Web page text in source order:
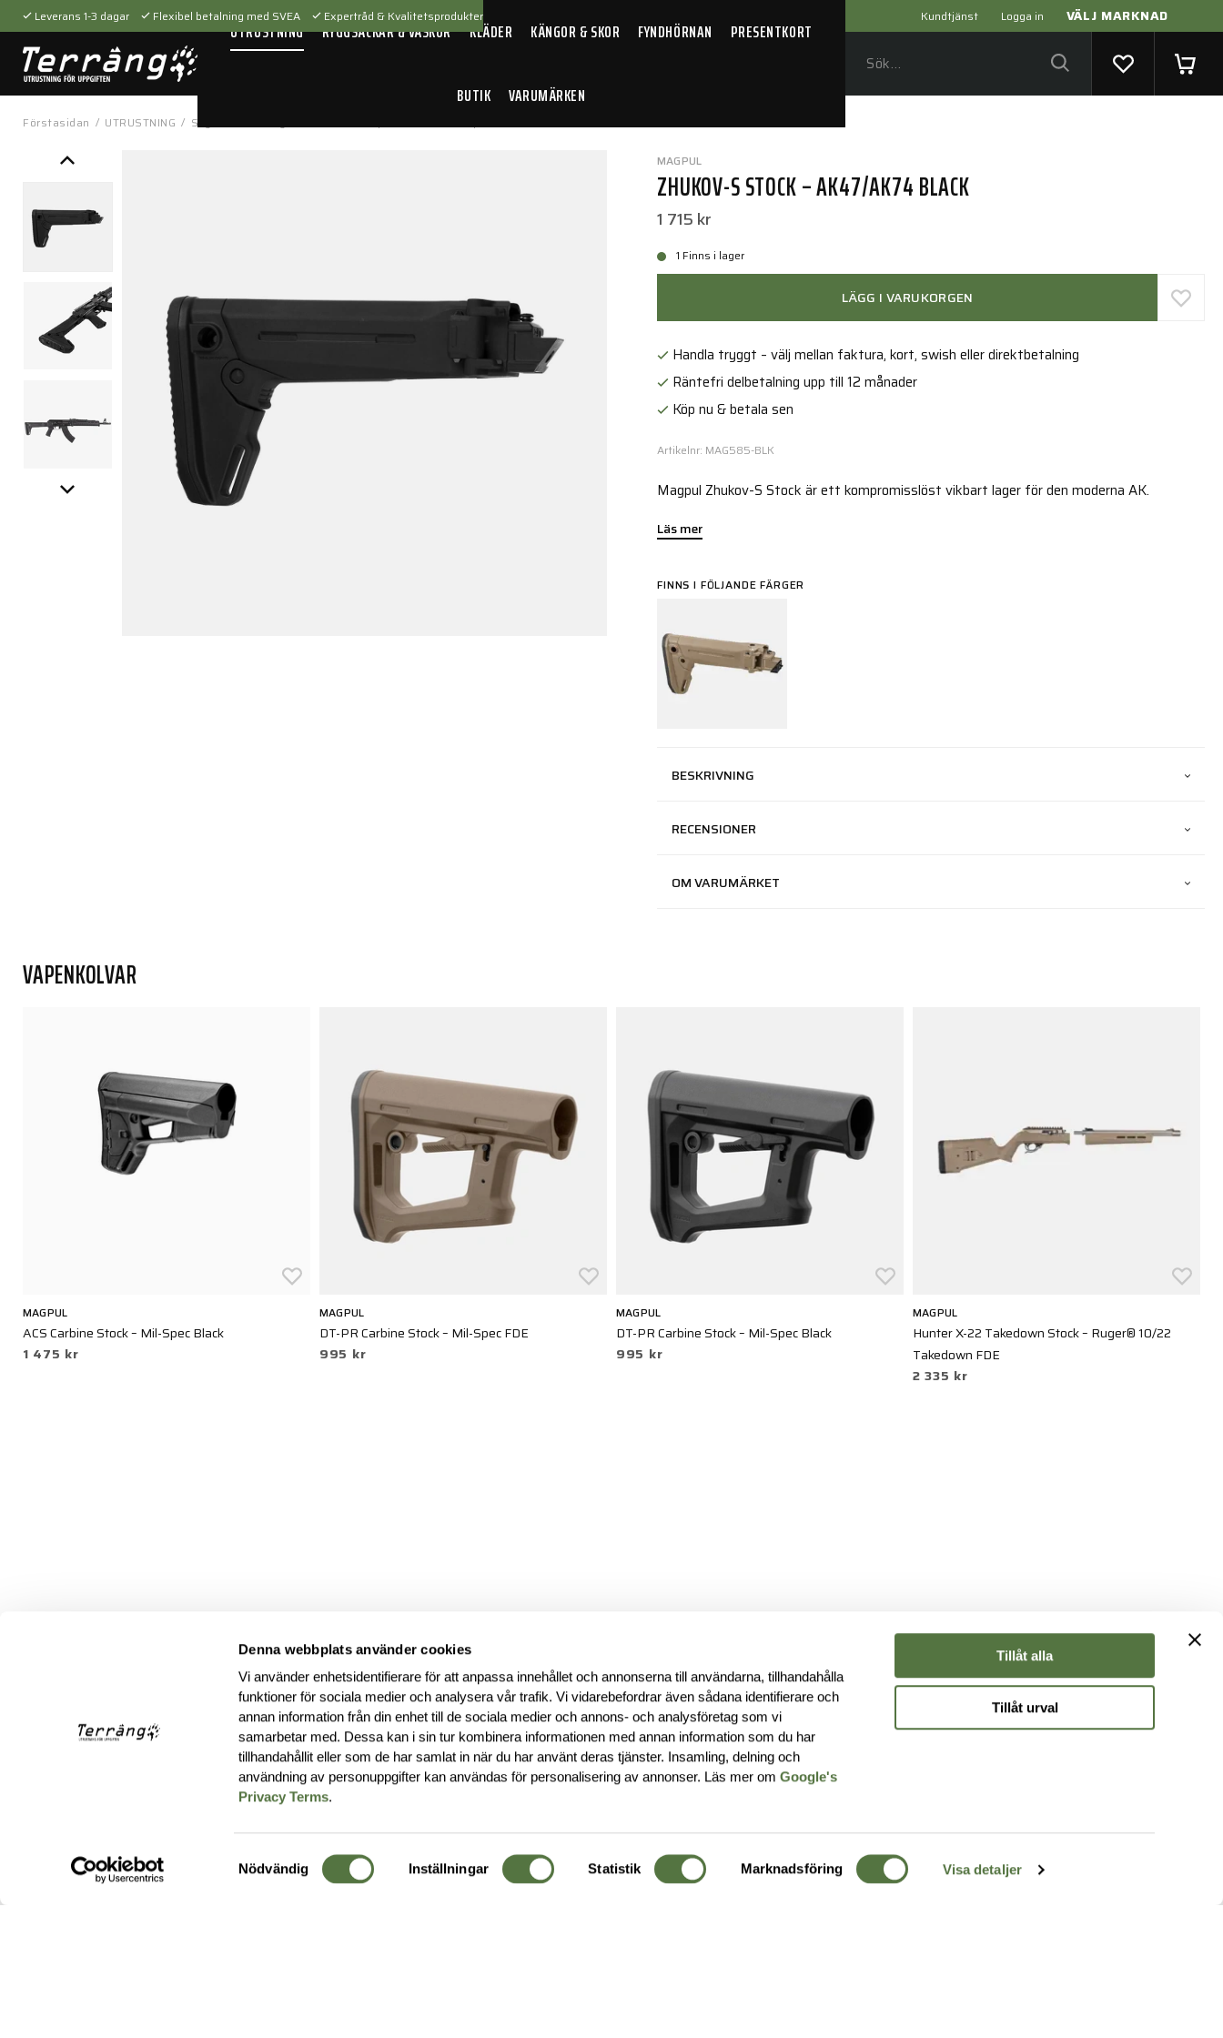
Denna webbplats använder cookies
Vi använder enhetsidentifierare för att anpassa innehållet och annonserna till användarna, tillhandahålla
funktioner för sociala medier och analysera vår trafik. Vi vidarebefordrar även sådana identifierare och
annan information från din enhet till de sociala medier och annons- och analysföretag som vi
samarbetar med. Dessa kan i sin tur kombinera informationen med annan information som du har
tillhandahållit eller som de har samlat in när du har använt deras tjänster. Insamling, delning och
användning av personuppgifter kan användas för personalisering av annonser. Läs mer omGoogle's
Privacy Terms.
Samtyckesval
Nödvändig Inställningar Statistik Marknadsföring Visa detaljer
Tillåt alla
Tillåt urval
Kundtjänst Logga in VÄLJ MARKNAD
Leverans 1-3 dagar Flexibel betalning med SVEA Expertråd & Kvalitetsprodukter
UTRUSTNING RYGGSÄCKAR & VÄSKOR KLÄDER KÄNGOR & SKOR FYNDHÖRNAN PRESENTKORT
BUTIK VARUMÄRKEN
Förstasidan / UTRUSTNING / Skytteutrustning
MAGPUL
ZHUKOV-S STOCK – AK47/AK74 BLACK
1 715 kr
1 Finns i lager
LÄGG I VARUKORGEN
Handla tryggt – välj mellan faktura, kort, swish eller direktbetalning
Räntefri delbetalning upp till 12 månader
Köp nu & betala sen
Artikelnr: MAG585-BLK
Magpul Zhukov-S Stock är ett kompromisslöst vikbart lager för den moderna AK.
Läs mer
FINNS I FÖLJANDE FÄRGER
BESKRIVNING
RECENSIONER
OM VARUMÄRKET
VAPENKOLVAR
MAGPUL
ACS Carbine Stock – Mil-Spec Black
1 475 kr
MAGPUL
DT-PR Carbine Stock – Mil-Spec FDE
995 kr
MAGPUL
DT-PR Carbine Stock – Mil-Spec Black
995 kr
MAGPUL
Hunter X-22 Takedown Stock – Ruger® 10/22
Takedown FDE
2 335 kr